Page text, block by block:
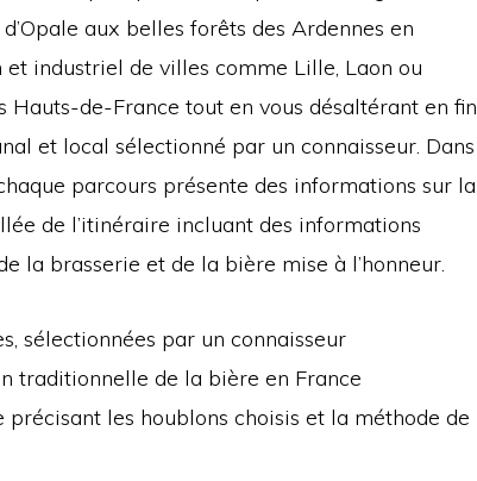
aux belles forêts des Ardennes en
industriel de villes comme Lille, Laon ou
Hauts-de-France tout en vous désaltérant en fin
et local sélectionné par un connaisseur. Dans
parcours présente des informations sur la
de l’itinéraire incluant des informations
la brasserie et de la bière mise à l’honneur.
sélectionnées par un connaisseur
traditionnelle de la bière en France
les houblons choisis et la méthode de